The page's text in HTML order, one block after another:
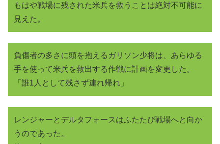
もはや戦場に残された米兵を救うことは絶対不可能に
見えた。
負傷者の多さに頭を抱えるガリソン少将は、あらゆる
手を使って米兵を救出する作戦に計画を変更した。
「誰1人として残さず連れ帰れ」
レンジャーとデルタフォースはふたたび戦場へと向か
うのであった。